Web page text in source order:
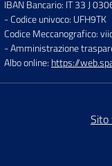
IBAN Bancario: IT 33 J
- Codice univoco: UFH9TK
Codice Meccanografico:
- Amministrazione
Albo online: https://
Sito